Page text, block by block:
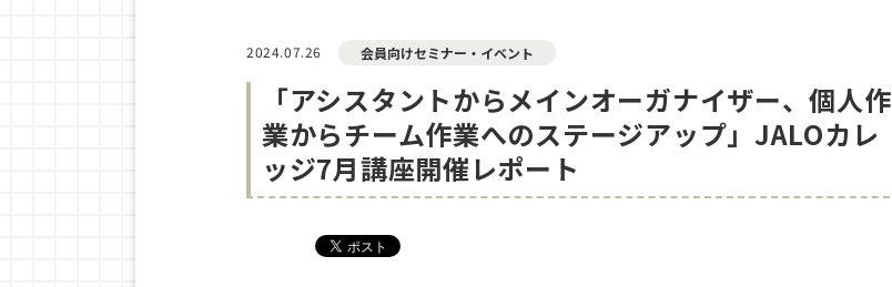
2024.07.26 会員向けセミナー・イベント
「アシスタントからメインオーガナイザー、個人作
業からチーム作業へのステージアップ」JALOカレ
ッジ7月講座開催レポート